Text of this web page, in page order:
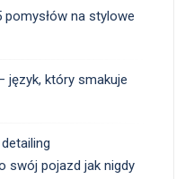
pomysłów na stylowe
język, który smakuje
swój pojazd jak nigdy